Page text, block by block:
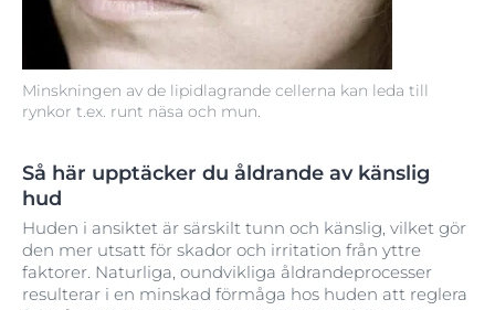
Minskningen av de lipidlagrande cellerna kan leda till
rynkor t.ex. runt näsa och mun.
Så här upptäcker du åldrande av känslig
hud
Huden i ansiktet är särskilt tunn och känslig, vilket gör
den mer utsatt för skador och irritation från yttre
faktorer. Naturliga, oundvikliga åldrandeprocesser
resulterar i en minskad förmåga hos huden att reglera